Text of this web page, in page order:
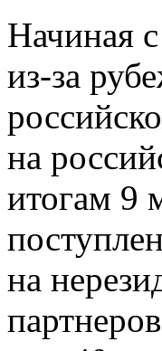
Начиная
из-за
на
итогам 9
на